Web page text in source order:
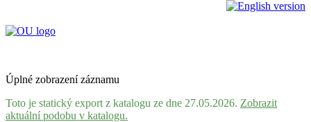
Úplné zobrazení záznamu
Toto je statický export z katalogu ze dne 27.05.2026. Zobrazit
aktuální podobu v katalogu.